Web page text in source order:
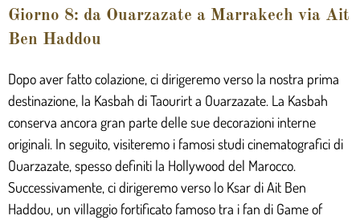
Giorno 8: da Ouarzazate a Marrakech via Ait
Ben Haddou
Dopo aver fatto colazione, ci dirigeremo verso la nostra prima
destinazione, la Kasbah di Taourirt a Ouarzazate. La Kasbah
conserva ancora gran parte delle sue decorazioni interne
originali. In seguito, visiteremo i famosi studi cinematografici di
Ouarzazate, spesso definiti la Hollywood del Marocco.
Successivamente, ci dirigeremo verso lo Ksar di Ait Ben
Haddou, un villaggio fortificato famoso tra i fan di Game of